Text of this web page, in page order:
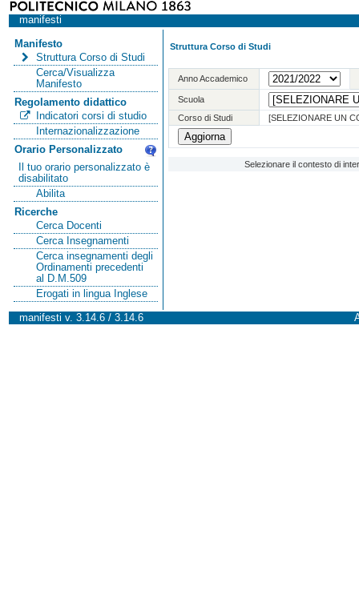
manifesti
Manifesto
Struttura Corso di Studi
Cerca/Visualizza
Manifesto
Regolamento didattico
Indicatori corsi di studio
Internazionalizzazione
Orario Personalizzato
Il tuo orario personalizzato è
disabilitato
Abilita
Ricerche
Cerca Docenti
Cerca Insegnamenti
Cerca insegnamenti degli
Ordinamenti precedenti
al D.M.509
Erogati in lingua Inglese
Struttura Corso di Studi
Anno Accademico
Scuola
Corso di Studi
[SELEZIONARE UN
Selezionare il contesto di
manifesti v. 3.14.6 / 3.14.6